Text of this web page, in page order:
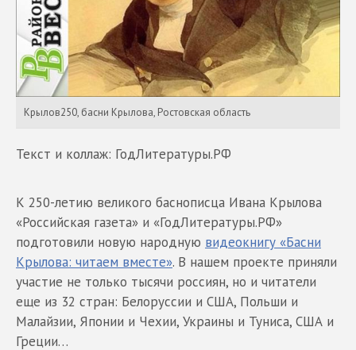
Крылов250, басни Крылова, Ростовская область
Текст и коллаж: ГодЛитературы.РФ
К 250-летию великого баснописца Ивана Крылова
«Российская газета» и «ГодЛитературы.РФ»
подготовили новую народную видеокнигу «Басни
Крылова: читаем вместе». В нашем проекте приняли
участие не только тысячи россиян, но и читатели
еще из 32 стран: Белоруссии и США, Польши и
Малайзии, Японии и Чехии, Украины и Туниса, США и
Греции…